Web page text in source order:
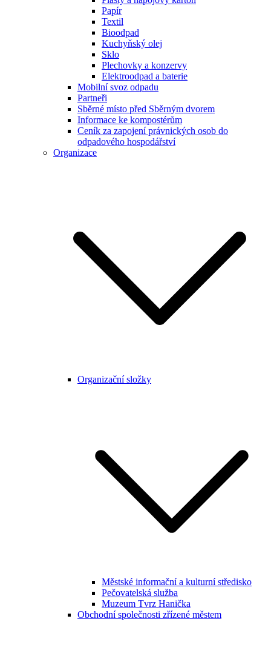
Papír
Textil
Bioodpad
Kuchyňský olej
Sklo
Plechovky a konzervy
Elektroodpad a baterie
Mobilní svoz odpadu
Partneři
Sběrné místo před Sběrným dvorem
Informace ke kompostérům
Ceník za zapojení právnických osob do
odpadového hospodářství
Organizace
Organizační složky
Městské informační a kulturní středisko
Pečovatelská služba
Muzeum Tvrz Hanička
Obchodní společnosti zřízené městem